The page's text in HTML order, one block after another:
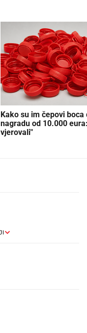
Kako su im čepovi boca
nagradu od 10.000
vjerovali"